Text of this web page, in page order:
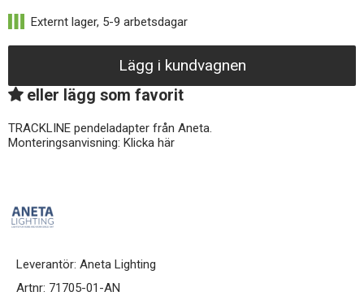
Lägg i kundvagnen
eller lägg som favorit
TRACKLINE pendeladapter från Aneta.
Monteringsanvisning: Klicka här
Leverantör: Aneta Lighting
Artnr: 71705-01-AN